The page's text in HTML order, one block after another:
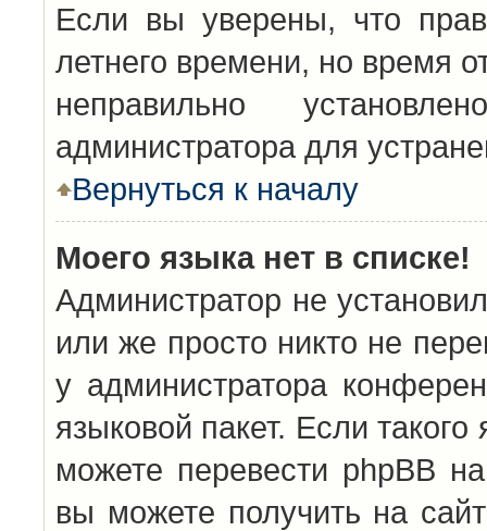
Если вы уверены, что
летнего времени, но время
неправильно
администратора для
Вернуться к началу
Моего языка нет в списке!
Администратор не
или же просто никто не
у администратора
языковой пакет. Если
можете перевести phpBB
вы можете получить на